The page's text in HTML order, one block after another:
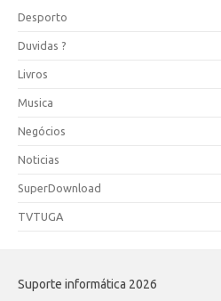
Desporto
Duvidas ?
Livros
Musica
Negócios
Noticias
SuperDownload
TVTUGA
Suporte informática 2026